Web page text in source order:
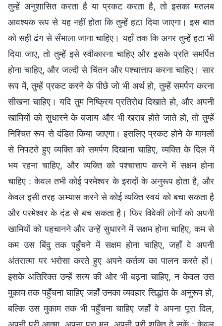
तुम्हें अनुशासित करता है या प्रकट करता है, तो इसका मतलब
आवश्यक रूप से यह नहीं होता कि तुम्हें हटा दिया जाएगा। इस बात
को सही ढंग से सँभाला जाना चाहिए। यहाँ तक कि अगर तुम्हें हटा भी
दिया जाए, तो तुम्हें इसे स्वीकारना चाहिए और इसके प्रति समर्पित
होना चाहिए, और जल्दी से चिंतन और पश्चात्ताप करना चाहिए। सार
रूप में, तुम्हें प्रकट करने के पीछे जो भी अर्थ हो, तुम्हें समर्पण करना
सीखना चाहिए। यदि तुम निष्क्रिय प्रतिरोध दिखाते हो, और अपनी
खामियों को सुधारने के बजाय और भी खराब होते जाते हो, तो तुम्हें
निश्चित रूप से दंडित किया जाएगा। इसलिए प्रकट होने के मामलों
से निपटते हुए व्यक्ति को समर्पण दिखाना चाहिए, व्यक्ति के दिल में
भय रहना चाहिए, और व्यक्ति को पश्चात्ताप करने में सक्षम होना
चाहिए : केवल तभी कोई परमेश्वर के इरादों के अनुरूप होता है, और
केवल इसी तरह अभ्यास करने से कोई व्यक्ति स्वयं को बचा सकता है
और परमेश्वर के दंड से बच सकता है। फिर विवेकी लोगों को अपनी
खामियों को पहचानने और उन्हें सुधारने में सक्षम होना चाहिए, कम से
कम उस बिंदु तक पहुँचने में सक्षम होना चाहिए, जहाँ वे अपनी
अंतरात्मा पर भरोसा करते हुए अपने कर्तव्य का पालन करते हों।
इसके अतिरिक्त उन्हें सत्य की ओर भी बढ़ना चाहिए, न केवल उस
मुकाम तक पहुँचना चाहिए जहाँ उनका व्यवहार सिद्धांत के अनुरूप हो,
बल्कि उस मुकाम तक भी पहुँचना चाहिए जहाँ वे अपना पूरा दिल,